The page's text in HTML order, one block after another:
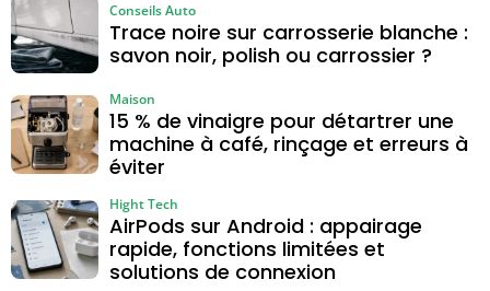
Trace noire sur carrosserie blanche :
savon noir, polish ou carrossier ?
Conseils Auto
15 % de vinaigre pour détartrer une
machine à café, rinçage et erreurs à
éviter
Maison
AirPods sur Android : appairage
rapide, fonctions limitées et
solutions de connexion
Hight Tech